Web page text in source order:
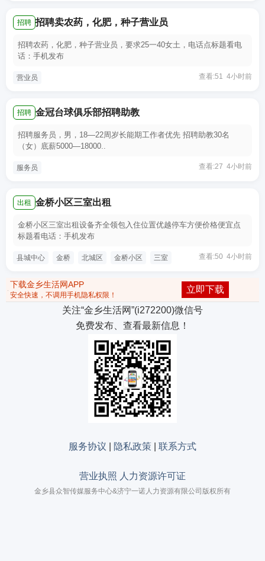
招聘 招聘卖农药，化肥，种子营业员
招聘农药，化肥，种子营业员，要求25一40女土，电话点标题看电
话：手机发布
营业员 查看:51 4小时前
招聘 金冠台球俱乐部招聘助教
招聘服务员，男，18—22周岁长能期工作者优先 招聘助教30名
（女）底薪5000—18000..
服务员 查看:27 4小时前
出租 金桥小区三室出租
金桥小区三室出租设备齐全领包入住位置优越停车方便价格便宜点
标题看电话：手机发布
县城中心 金桥 北城区 金桥小区 三室 查看:50 4小时前
下载金乡生活网APP
安全快速，不调用手机隐私权限！
立即下载
关注“金乡生活网”(i272200)微信号
免费发布、查看最新信息！
服务协议 隐私政策 联系方式
营业执照 人力资源许可证
金乡县众智传媒服务中心&济宁一诺人力资源有限公司版权所有